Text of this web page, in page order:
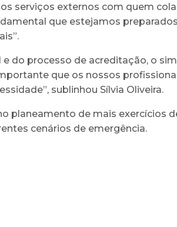
serviços externos com quem
que estejamos
do processo de acreditação, o
que os nossos
sublinhou Sílvia Oliveira.
planeamento de mais exercícios
cenários de emergência.